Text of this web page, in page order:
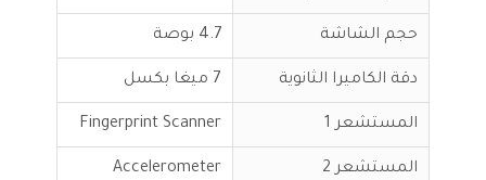
حجم الشاشة 4.7 بوصة
دقة الكاميرا الثانوية 7 ميغا بكسل
المستشعر 1 Fingerprint Scanner
المستشعر 2 Accelerometer